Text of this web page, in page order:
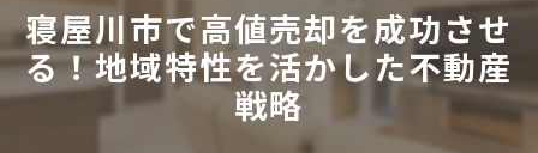
寝屋川市で高値売却を成功させ
る！地域特性を活かした不動産
戦略